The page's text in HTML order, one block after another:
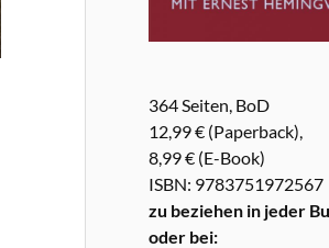
364 Seiten, BoD
12,99 € (Paperback),
8,99 € (E-Book)
ISBN: 9783751972567
zu beziehen in jeder
oder bei: